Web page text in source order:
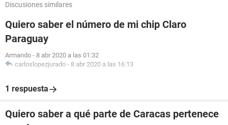
Discusiones similares
Quiero saber el número de mi chip Claro
Paraguay
Armando - 8 abr 2020 a las 01:32
carloslopezjurado - 8 abr 2020 a las 16:13
1 respuesta
Quiero saber a qué parte de Caracas pertenece